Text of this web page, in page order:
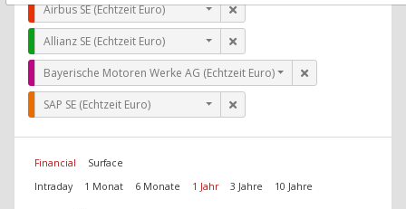
Airbus SE (Echtzeit Euro)
Allianz SE (Echtzeit Euro)
Bayerische Motoren Werke AG (Echtzeit Euro)
SAP SE (Echtzeit Euro)
Financial
Surface
Intraday
1 Monat 6 Monate 1 Jahr 3 Jahre 10 Jahre